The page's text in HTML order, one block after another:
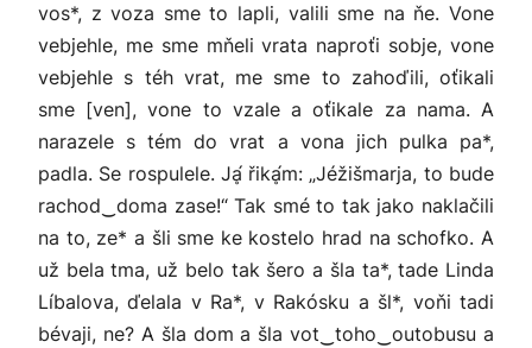
vos*, z voza sme to lapli, valili sme na ňe. Vone
vebjehle, me sme mňeli vrata naproťi sobje, vone
vebjehle s téh vrat, me sme to zahoďili, oťikali
sme [ven], vone to vzale a oťikale za nama. A
narazele s tém do vrat a vona jich pulka pa*,
padla. Se rospulele. Jḁ́ řikḁ́m: „Jéžišmarja, to bude
rachod‿doma zase!“ Tak smé to tak jako naklačili
na to, ze* a šli sme ke kostelo hrad na schofko. A
už bela tma, už belo tak šero a šla ta*, tade Linda
Líbalova, ďelala v Ra*, v Rakósku a šl*, voňi tadi
bévaji, ne? A šla dom a šla vot‿toho‿outobusu a